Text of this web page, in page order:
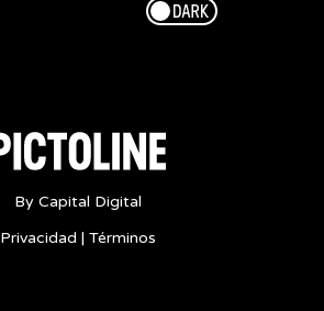
Dark/Light
By Capital Digital
Privacidad | Términos